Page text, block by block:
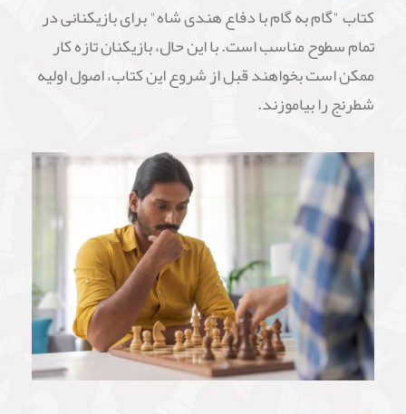
کتاب "گام به گام با دفاع هندی شاه" برای بازیکنانی در
تمام سطوح مناسب است. با این حال، بازیکنان تازه کار
ممکن است بخواهند قبل از شروع این کتاب، اصول اولیه
شطرنج را بیاموزند.